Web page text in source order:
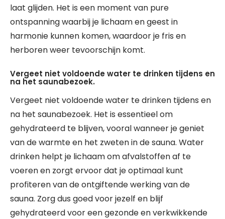
laat glijden. Het is een moment van pure
ontspanning waarbij je lichaam en geest in
harmonie kunnen komen, waardoor je fris en
herboren weer tevoorschijn komt.
Vergeet niet voldoende water te drinken tijdens en
na het saunabezoek.
Vergeet niet voldoende water te drinken tijdens en
na het saunabezoek. Het is essentieel om
gehydrateerd te blijven, vooral wanneer je geniet
van de warmte en het zweten in de sauna. Water
drinken helpt je lichaam om afvalstoffen af te
voeren en zorgt ervoor dat je optimaal kunt
profiteren van de ontgiftende werking van de
sauna. Zorg dus goed voor jezelf en blijf
gehydrateerd voor een gezonde en verkwikkende